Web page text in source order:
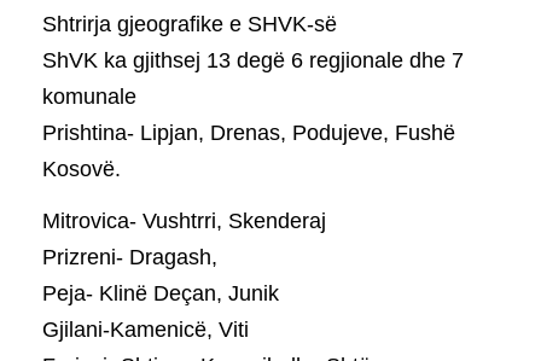
Shtrirja gjeografike e SHVK-së
ShVK ka gjithsej 13 degë 6 regjionale dhe 7
komunale
Prishtina- Lipjan, Drenas, Podujeve, Fushë
Kosovë.
Mitrovica- Vushtrri, Skenderaj
Prizreni- Dragash,
Peja- Klinë Deçan, Junik
Gjilani-Kamenicë, Viti